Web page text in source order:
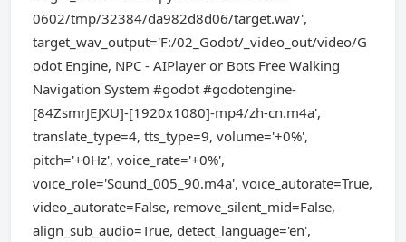
0602/tmp/32384/da982d8d06/target.wav',
target_wav_output='F:/02_Godot/_video_out/video/G
odot Engine, NPC - AIPlayer or Bots Free Walking
Navigation System #godot #godotengine-
[84ZsmrJEJXU]-[1920x1080]-mp4/zh-cn.m4a',
translate_type=4, tts_type=9, volume='+0%',
pitch='+0Hz', voice_rate='+0%',
voice_role='Sound_005_90.m4a', voice_autorate=True,
video_autorate=False, remove_silent_mid=False,
align_sub_audio=True, detect_language='en',